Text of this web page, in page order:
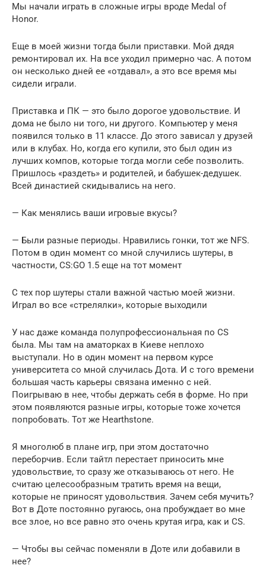
Мы начали играть в сложные игры вроде Medal of
Honor.
Еще в моей жизни тогда были приставки. Мой дядя
ремонтировал их. На все уходил примерно час. А потом
он несколько дней ее «отдавал», а это все время мы
сидели играли.
Приставка и ПК — это было дорогое удовольствие. И
дома не было ни того, ни другого. Компьютер у меня
появился только в 11 классе. До этого зависал у друзей
или в клубах. Но, когда его купили, это был один из
лучших компов, которые тогда могли себе позволить.
Пришлось «раздеть» и родителей, и бабушек-дедушек.
Всей династией скидывались на него.
— Как менялись ваши игровые вкусы?
— Были разные периоды. Нравились гонки, тот же NFS.
Потом в один момент со мной случились шутеры, в
частности, CS:GO 1.5 еще на тот момент
С тех пор шутеры стали важной частью моей жизни.
Играл во все «стрелялки», которые выходили
У нас даже команда полупрофессиональная по CS
была. Мы там на аматорках в Киеве неплохо
выступали. Но в один момент на первом курсе
университета со мной случилась Дота. И с того времени
большая часть карьеры связана именно с ней.
Поигрываю в нее, чтобы держать себя в форме. Но при
этом появляются разные игры, которые тоже хочется
попробовать. Тот же Hearthstone.
Я многолюб в плане игр, при этом достаточно
переборчив. Если тайтл перестает приносить мне
удовольствие, то сразу же отказываюсь от него. Не
считаю целесообразным тратить время на вещи,
которые не приносят удовольствия. Зачем себя мучить?
Вот в Доте постоянно ругаюсь, она пробуждает во мне
все злое, но все равно это очень крутая игра, как и CS.
— Чтобы вы сейчас поменяли в Доте или добавили в
нее?